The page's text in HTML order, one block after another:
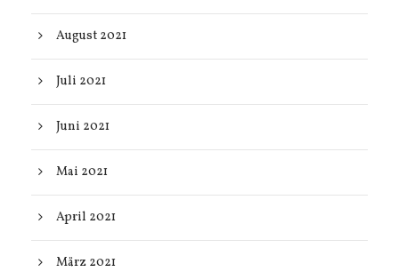
August 2021
Juli 2021
Juni 2021
Mai 2021
April 2021
März 2021